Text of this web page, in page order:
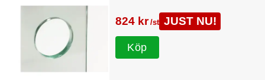
824 kr /st JUST NU!
Köp